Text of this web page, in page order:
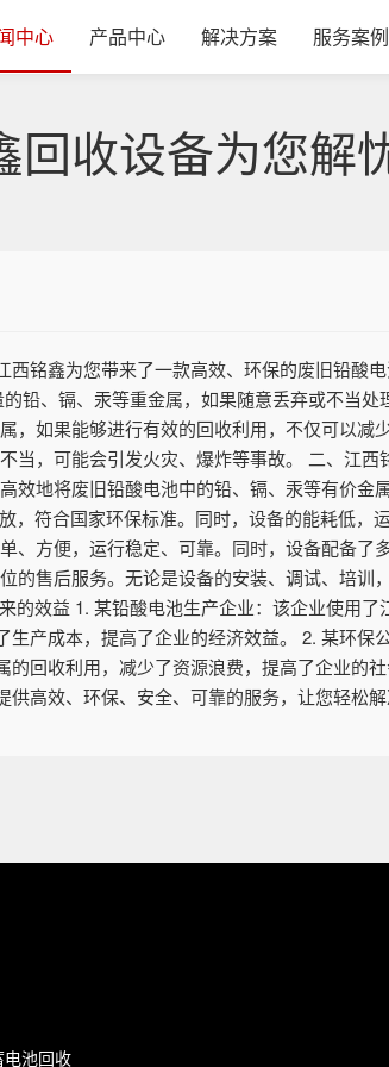
中心 产品中心 解决方案 服务案例
收设备为您解忧
铭鑫为您带来了一款高效、环保的废旧铅酸
铅、镉、汞等重金属，如果随意丢弃或不当处
，如果能够进行有效的回收利用，不仅可以减
当，可能会引发火灾、爆炸等事故。 二、江西
效地将废旧铅酸电池中的铅、镉、汞等有价金
符合国家环保标准。同时，设备的能耗低，
、方便，运行稳定、可靠。同时，设备配备了
的售后服务。无论是设备的安装、调试、培训
效益 1. 某铅酸电池生产企业：该企业使用了
产成本，提高了企业的经济效益。 2. 某环保
回收利用，减少了资源浪费，提高了企业的
高效、环保、安全、可靠的服务，让您轻松解
电池回收